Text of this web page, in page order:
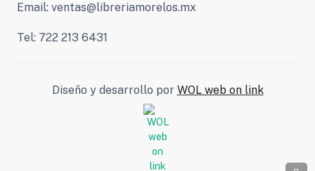
Email: ventas@libreriamorelos.mx
Tel: 722 213 6431
Diseño y desarrollo por WOL web on link